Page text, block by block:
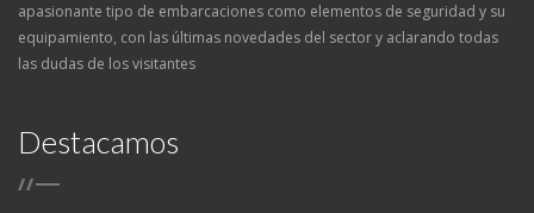
apasionante tipo de embarcaciones como elementos de seguridad y su
equipamiento, con las últimas novedades del sector y aclarando todas
las dudas de los visitantes
Destacamos
/ /